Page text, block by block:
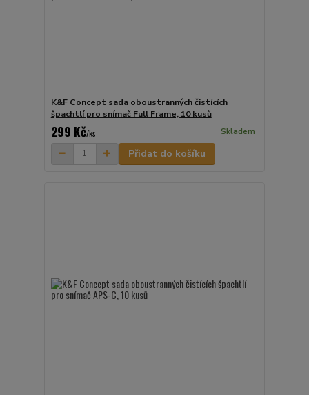
K&F Concept sada oboustranných čistících
špachtlí pro snímač Full Frame, 10 kusů
299 Kč/ks Skladem
Přidat do košíku